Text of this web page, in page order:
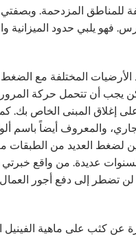
للمناطق المزدحمة.
فهو يلبي حدود الميزانية
المختلفة مع الضغط
يجب أن تتحمل حركة
إغلاق المبنى الخاص بك.
والمعروف أيضاً باسم
لضغط العديد من الطبقات
لسنوات عديدة. من واقع
لن تضطر إلى دفع أجور
عن كثب على ماهية الفينيل